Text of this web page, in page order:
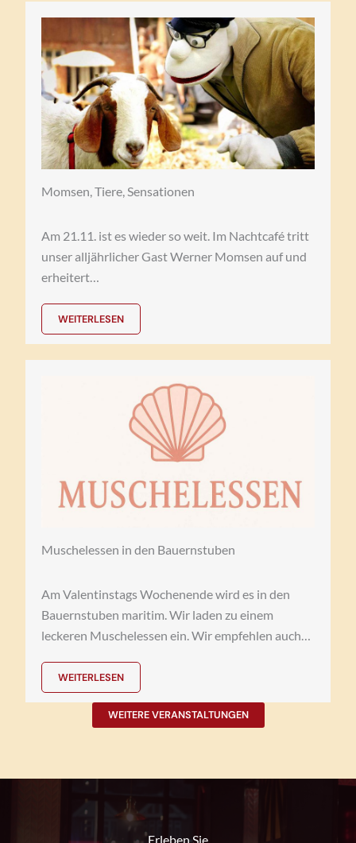
Momsen, Tiere, Sensationen
Am 21.11. ist es wieder so weit. Im Nachtcafé tritt
unser alljährlicher Gast Werner Momsen auf und
erheitert…
WEITERLESEN
Muschelessen in den Bauernstuben
Am Valentinstags Wochenende wird es in den
Bauernstuben maritim. Wir laden zu einem
leckeren Muschelessen ein. Wir empfehlen auch…
WEITERLESEN
WEITERE VERANSTALTUNGEN